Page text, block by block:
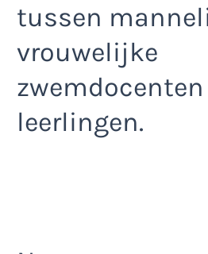
tussen
vrouwelijke
zwemdocenten
leerlingen.